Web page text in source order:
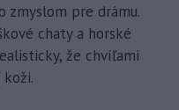
zmyslom pre drámu.
chaty a horské
že chvíľami